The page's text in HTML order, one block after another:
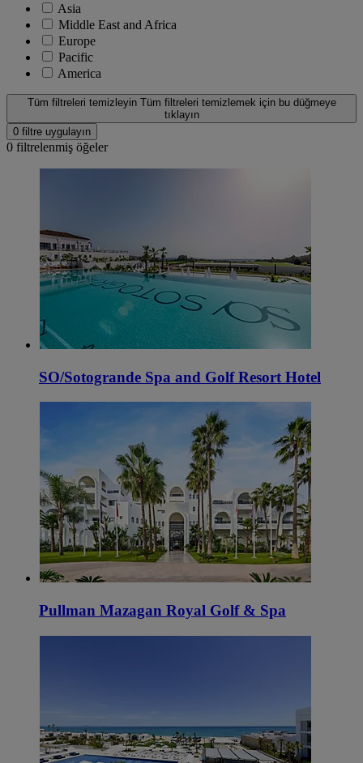
Asia
Middle East and Africa
Europe
Pacific
America
Tüm filtreleri temizleyin Tüm filtreleri temizlemek için bu düğmeye
tıklayın
0 filtre uygulayın
0 filtrelenmiş öğeler
SO/Sotogrande Spa and Golf Resort Hotel
Pullman Mazagan Royal Golf & Spa